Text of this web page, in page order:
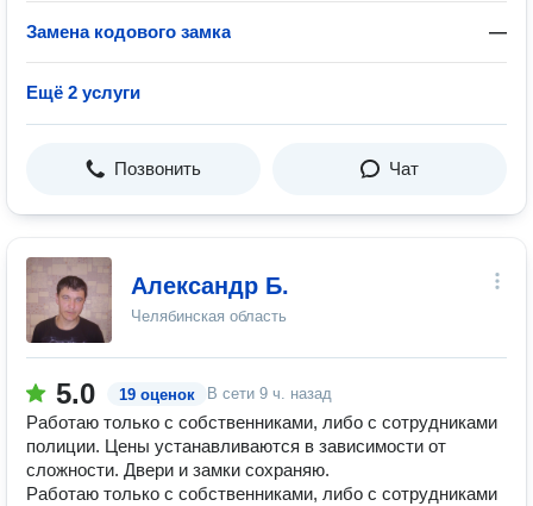
Замена кодового замка —
Ещё 2 услуги
Позвонить Чат
Александр Б.
Челябинская область
5.0 19 оценок В сети 9 ч. назад
Работаю только с собственниками, либо с сотрудниками
полиции. Цены устанавливаются в зависимости от
сложности. Двери и замки сохраняю.
Работаю только с собственниками, либо с сотрудниками